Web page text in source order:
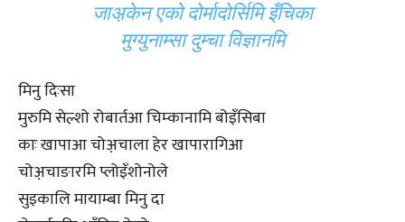
जाअ़केन एको दोर्मादोर्सिमि इँचिका
मुग्युनाम्सा दुम्चा विज्ञानमि
मिनु दिःसा
मुरुमि सेल्शो रोबार्तआ चिम्कानामि बोइँसिबा
काः खापाआ चोअ़चाला हेर खापारागिआ
चोअ़चाङारमि प्लोइँशोनोले
सुइकालि मायाम्बा मिनु दा